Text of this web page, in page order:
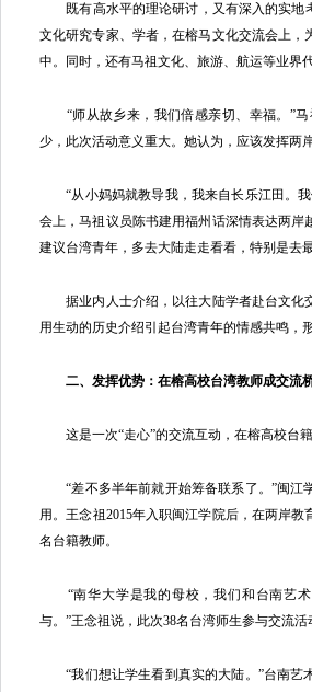
既有高水平的理论研讨，又有深入的实地
文化研究专家、学者，在榕马文化交流会上
中。同时，还有马祖文化、旅游、航运等业界
“师从故乡来，我们倍感亲切、幸福。”马
少，此次活动意义重大。她认为，应该发挥两
“从小妈妈就教导我，我来自长乐江田。我
会上，马祖议员陈书建用福州话深情表达两
建议台湾青年，多去大陆走走看看，特别是去
据业内人士介绍，以往大陆学者赴台文化
用生动的历史介绍引起台湾青年的情感共鸣，
二、发挥优势：在榕高校台湾教师成交流
这是一次“走心”的交流互动，在榕高校台
“差不多半年前就开始筹备联系了。”闽江
用。王念祖2015年入职闽江学院后，在两岸
名台籍教师。
“南华大学是我的母校，我们和台南艺术
与。”王念祖说，此次38名台湾师生参与交流活
“我们想让学生看到真实的大陆。”台南艺